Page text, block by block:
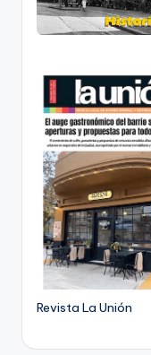
Revista La Unión